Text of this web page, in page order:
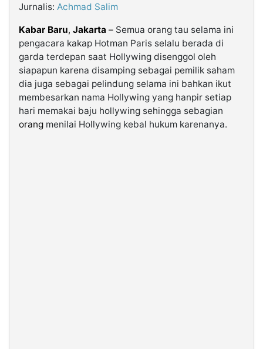
Kabarbaru.co
2026
Kabarbaru
Media
Holding
Jurnalis: Achmad Salim
Kabar Baru, Jakarta – Semua orang tau selama ini
pengacara kakap Hotman Paris selalu berada di
garda terdepan saat Hollywing disenggol oleh
siapapun karena disamping sebagai pemilik saham
dia juga sebagai pelindung selama ini bahkan ikut
membesarkan nama Hollywing yang hanpir setiap
hari memakai baju hollywing sehingga sebagian
orang menilai Hollywing kebal hukum karenanya.